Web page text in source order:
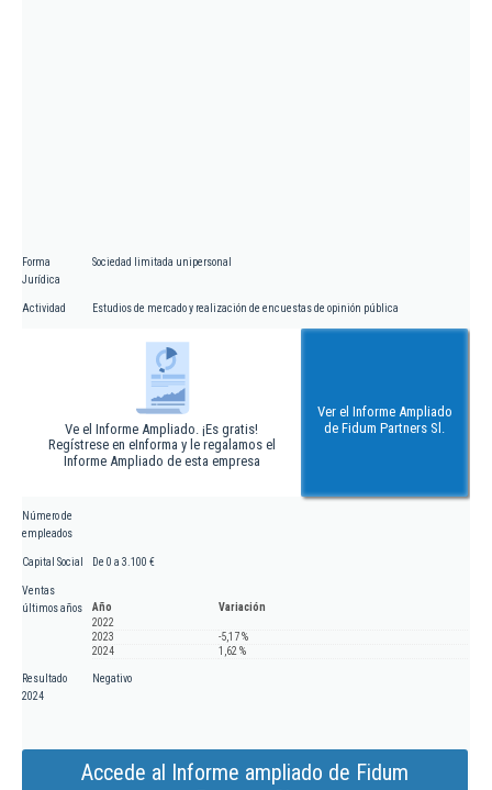
Forma
Jurídica
Sociedad limitada unipersonal
Actividad Estudios de mercado y realización de encuestas de opinión pública
Ve el Informe Ampliado. ¡Es gratis!
Regístrese en eInforma y le regalamos el
Informe Ampliado de esta empresa
Ver el Informe Ampliado
de Fidum Partners Sl.
Número de
empleados
Capital Social De 0 a 3.100 €
Ventas
últimos años
Año
Variación
2022
2023
-5,17 %
2024
1,62 %
Resultado
2024
Negativo
Accede al Informe ampliado de Fidum